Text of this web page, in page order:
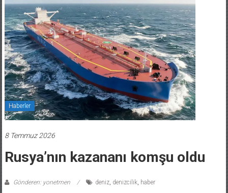
Haberler
Rusya’nın kazananı komşu oldu
Gönderen: yonetmen